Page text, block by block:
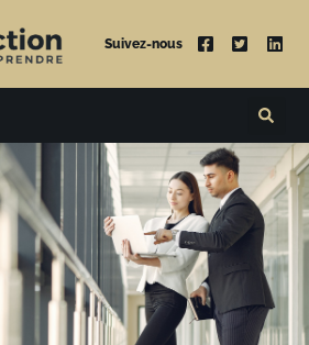
Suivez-nous